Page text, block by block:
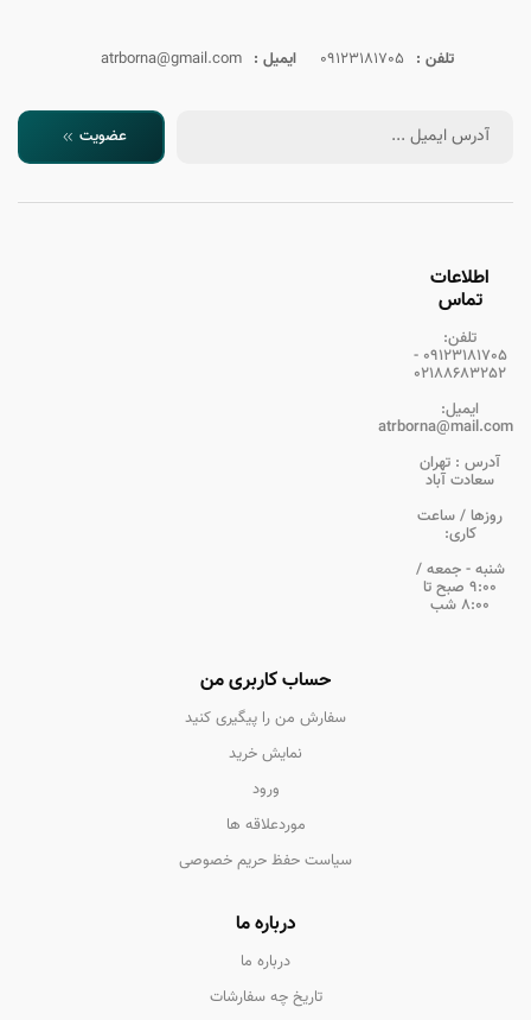
تلفن : 09123181705 ایمیل : atrborna@gmail.com
عضویت
اطلاعات
تماس
تلفن:
09123181705 -
02188683252
ایمیل:
atrborna@mail.com
آدرس : تهران
سعادت آباد
روزها / ساعت
کاری:
شنبه - جمعه /
9:00 صبح تا
8:00 شب
حساب کاربری من
سفارش من را پیگیری کنید
نمایش خرید
ورود
موردعلاقه ها
سیاست حفظ حریم خصوصی
درباره ما
درباره ما
تاریخ چه سفارشات